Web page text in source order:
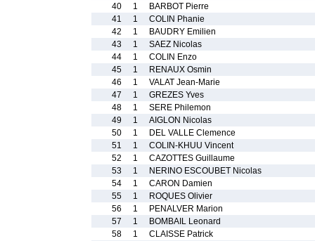
40
1
BARBOT Pierre
41
1
COLIN Phanie
42
1
BAUDRY Emilien
43
1
SAEZ Nicolas
44
1
COLIN Enzo
45
1
RENAUX Osmin
46
1
VALAT Jean-Marie
47
1
GREZES Yves
48
1
SERE Philemon
49
1
AIGLON Nicolas
50
1
DEL VALLE Clemence
51
1
COLIN-KHUU Vincent
52
1
CAZOTTES Guillaume
53
1
NERINO ESCOUBET Nicolas
54
1
CARON Damien
55
1
ROQUES Olivier
56
1
PENALVER Marion
57
1
BOMBAIL Leonard
58
1
CLAISSE Patrick